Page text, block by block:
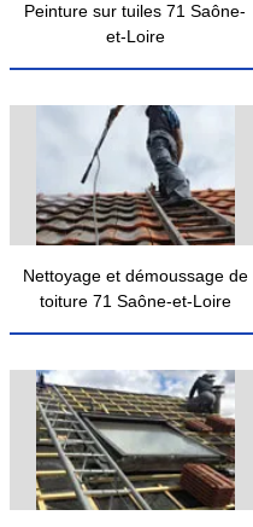
Peinture sur tuiles 71 Saône-
et-Loire
Nettoyage et démoussage de
toiture 71 Saône-et-Loire